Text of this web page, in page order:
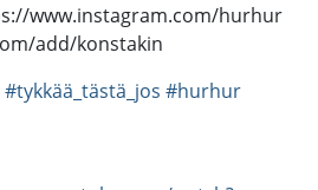
www.instagram.com/hurhur
add/konstakin
#tykkää_tästä_jos #hurhur